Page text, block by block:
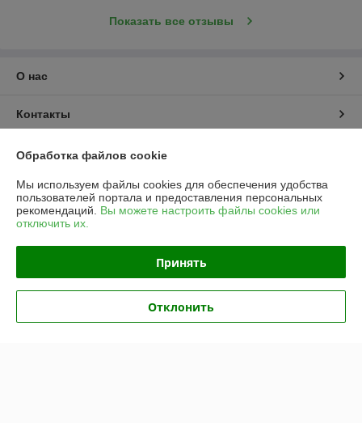
Показать все отзывы
О нас
Контакты
Доставка и оплата
График работы
Полная версия сайта
Политика обработки cookies
Сайт создан на платформе Deal.by
Обработка файлов cookie
Мы используем файлы cookies для обеспечения удобства
пользователей портала и предоставления персональных
рекомендаций. Вы можете настроить файлы cookies или
отключить их.
Принять
Отклонить